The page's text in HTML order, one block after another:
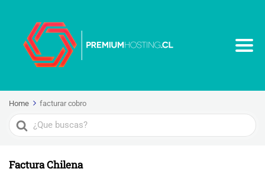
Home facturar cobro
Search
For
Factura Chilena